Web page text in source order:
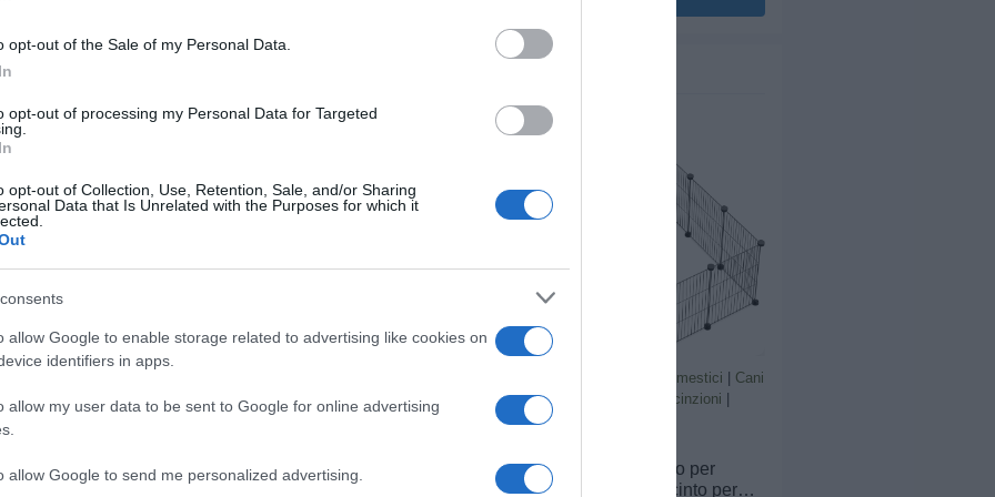
opt-out of the Sale of my Personal Data.
opt-out of processing my Personal Data for Targeted
opt-out of Collection, Use, Retention, Sale, and/or Sharing
Data that Is Unrelated with the Purposes for which it
allow Google to enable storage related to advertising like cookies on
identifiers in apps.
allow my user data to be sent to Google for online advertising
allow Google to send me personalized advertising.
collegare fino a 2 set da 8 pannelli affiancati nel
parco; Per mantenere pulito il tuo box, puoi anche
utilizzare velocemente un detergente neutro diluito
rimasti sulla superficie.
pannelli resistente intemperie in offerta
Cucce gabbiette e recinzioni
Recinti gioco
LANGXUN Recinto per
|Cucce gabbiette e recinzioni
LANGXUN Recinto per
Prodotti per animali domestici
Cani
|Cucce gabbiette e recinzioni
Recinti gioco
LANGXUN Recinto per
piccoli animali, recinto per